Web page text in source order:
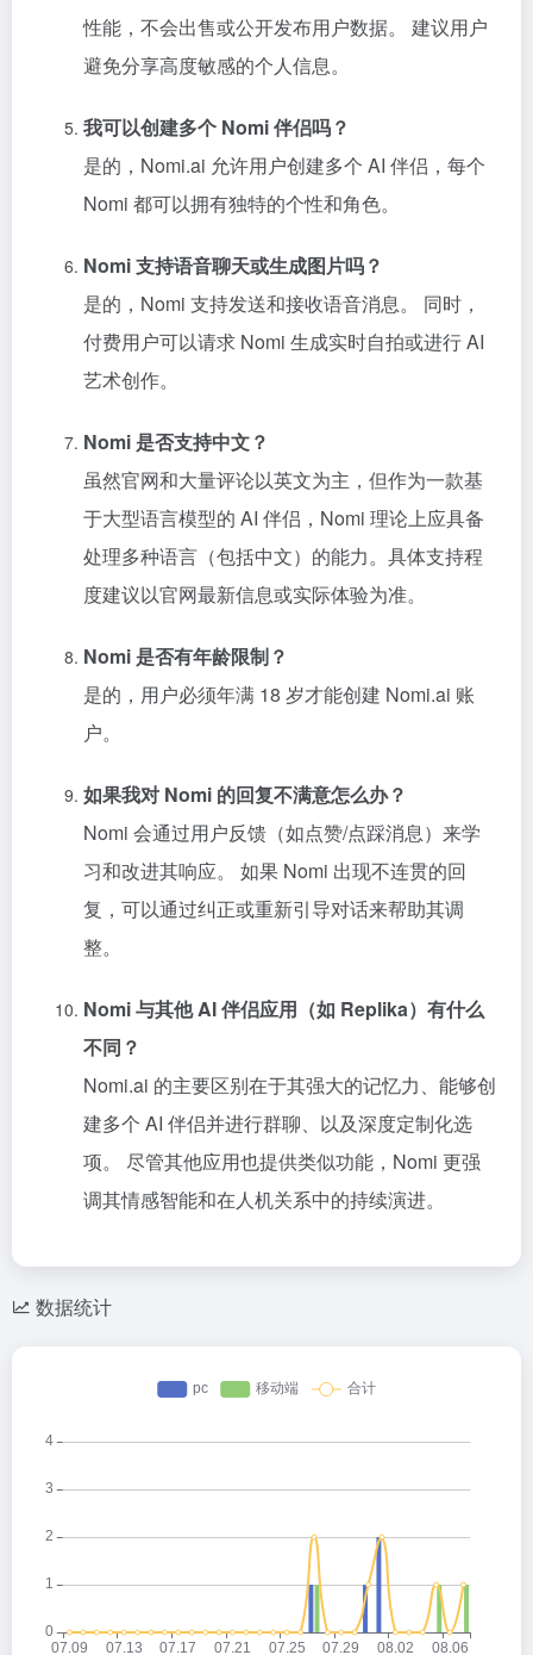
性能，不会出售或公开发布用户数据。 建议用户
避免分享高度敏感的个人信息。
我可以创建多个 Nomi 伴侣吗？
是的，Nomi.ai 允许用户创建多个 AI 伴侣，每个
Nomi 都可以拥有独特的个性和角色。
Nomi 支持语音聊天或生成图片吗？
是的，Nomi 支持发送和接收语音消息。 同时，
付费用户可以请求 Nomi 生成实时自拍或进行 AI
艺术创作。
Nomi 是否支持中文？
虽然官网和大量评论以英文为主，但作为一款基
于大型语言模型的 AI 伴侣，Nomi 理论上应具备
处理多种语言（包括中文）的能力。具体支持程
度建议以官网最新信息或实际体验为准。
Nomi 是否有年龄限制？
是的，用户必须年满 18 岁才能创建 Nomi.ai 账
户。
如果我对 Nomi 的回复不满意怎么办？
Nomi 会通过用户反馈（如点赞/点踩消息）来学
习和改进其响应。 如果 Nomi 出现不连贯的回
复，可以通过纠正或重新引导对话来帮助其调
整。
Nomi 与其他 AI 伴侣应用（如 Replika）有什么
不同？
Nomi.ai 的主要区别在于其强大的记忆力、能够创
建多个 AI 伴侣并进行群聊、以及深度定制化选
项。 尽管其他应用也提供类似功能，Nomi 更强
调其情感智能和在人机关系中的持续演进。
数据统计